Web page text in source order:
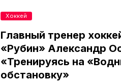
Главный тренер
«Рубин» Александр
«Тренируясь на
обстановку»
Хоккей